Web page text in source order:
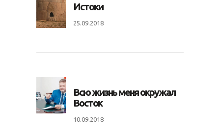
Истоки
25.09.2018
Всю жизнь меня окружал
Восток
10.09.2018